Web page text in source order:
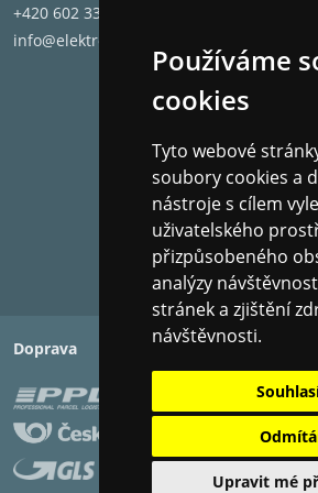
Používáme
cookies
Tyto webové
soubory cookies a
nástroje s cílem
uživatelského
přizpůsobeného
analýzy
stránek a zjištění
návštěvnosti.
Upravit mé
Celkový frekvenční rozsah:
Citlivost:
Rozměry (V x Š x H):
+420 602 331 662
info@elektronet.cz
Doprava Platba